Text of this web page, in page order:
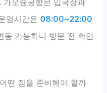
영시간은 08:00~22:00
동 가능하니 방문 전 확인
떤 점을 준비해야 할까